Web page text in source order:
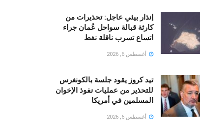
إنذار بيئي عاجل: تحذيرات من
كارثة قبالة سواحل عُمان جراء
اتساع تسرب ناقلة نفط
أغسطس 6, 2026
تيد كروز يقود جلسة بالكونغرس
للتحذير من عمليات نفوذ الإخوان
المسلمين في أمريكا
أغسطس 6, 2026